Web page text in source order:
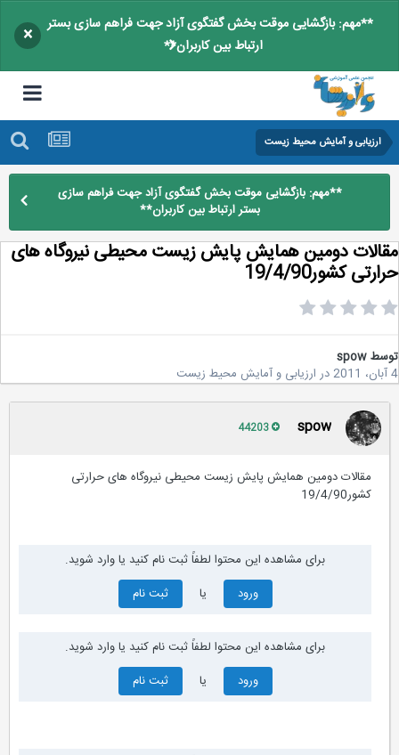
**مهم: بازگشایی موقت بخش گفتگوی آزاد جهت فراهم سازی بستر
ارتباط بین کاربران**
×
ارزیابی و آمایش محیط زیست
**مهم: بازگشایی موقت بخش گفتگوی آزاد جهت فراهم سازی
بستر ارتباط بین کاربران**
دومین همایش پایش زیست محیطی نیروگاه های
کشور19/4/90
spow
درارزیابی و آمایش محیط زیست
spow
مقالات دومین همایش پایش زیست محیطی نیروگاه های حرارتی
کشور19/4/90
برای مشاهده این محتوا لطفاً ثبت نام کنید یا وارد شوید.
ورود
ثبت نام
برای مشاهده این محتوا لطفاً ثبت نام کنید یا وارد شوید.
ورود
ثبت نام